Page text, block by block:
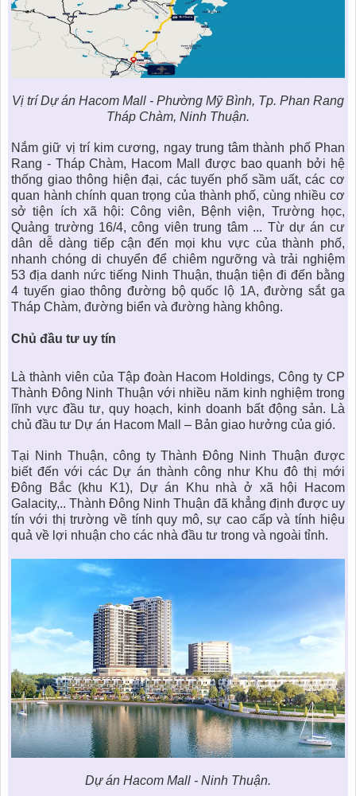
Vị trí Dự án Hacom Mall - Phường Mỹ Bình, Tp. Phan Rang
Tháp Chàm, Ninh Thuận.
Nắm giữ vị trí kim cương, ngay trung tâm thành phố Phan
Rang - Tháp Chàm, Hacom Mall
được bao quanh bởi hệ
thống giao thông hiện đại, các tuyến phố sầm uất, các cơ
quan hành chính quan trọng của thành phố, cùng nhiều cơ
sở tiện ích xã hội: Công viên, Bệnh viện, Trường học,
Quảng trường 16/4, công viên trung tâm ... Từ dự án cư
dân dễ dàng tiếp cận đến mọi khu vực của thành phố,
nhanh chóng di chuyển để chiêm ngưỡng và trải nghiệm
53 địa danh nức tiếng Ninh Thuận, thuận tiện đi đến bằng
4 tuyến giao thông đường bộ quốc lộ 1A, đường sắt ga
Tháp Chàm, đường biển và đường hàng không.
Chủ đầu tư uy tín
Là thành viên của Tập đoàn Hacom Holdings, Công ty CP
Thành Đông Ninh Thuận với nhiều năm kinh nghiệm trong
lĩnh vực đầu tư, quy hoạch, kinh doanh bất động sản. Là
chủ đầu tư Dự án Hacom Mall – Bản giao hưởng của gió.
Tại Ninh Thuận, công ty Thành Đông Ninh Thuận được
biết đến với các Dự án thành công như Khu đô thị mới
Đông Bắc (khu K1), Dự án Khu nhà ở xã hội
Hacom
Galacity,.. Thành Đông Ninh Thuận đã khẳng định được uy
tín với thị trường về tính quy mô, sự cao cấp và tính hiệu
quả về lợi nhuận cho các nhà đầu tư trong và ngoài tỉnh.
Dự án Hacom Mall - Ninh Thuận.